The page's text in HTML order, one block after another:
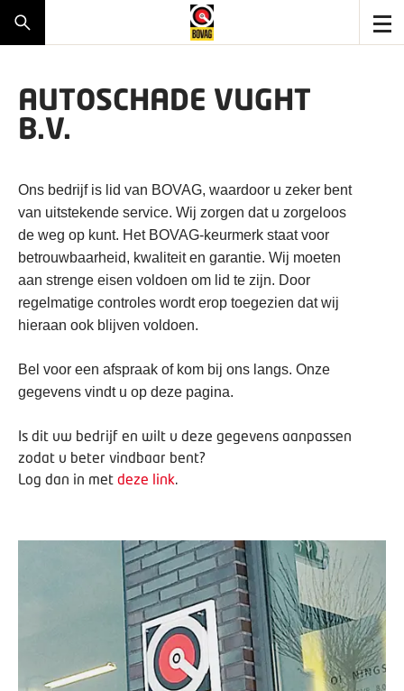
AUTOSCHADE VUGHT
B.V.
Ons bedrijf is lid van BOVAG, waardoor u zeker bent
van uitstekende service. Wij zorgen dat u zorgeloos
de weg op kunt. Het BOVAG-keurmerk staat voor
betrouwbaarheid, kwaliteit en garantie. Wij moeten
aan strenge eisen voldoen om lid te zijn. Door
regelmatige controles wordt erop toegezien dat wij
hieraan ook blijven voldoen.
Bel voor een afspraak of kom bij ons langs. Onze
gegevens vindt u op deze pagina.
Is dit uw bedrijf en wilt u deze gegevens aanpassen
zodat u beter vindbaar bent?
Log dan in met deze link.